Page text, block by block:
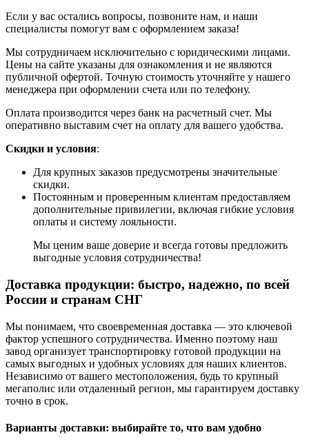
Если у вас остались вопросы, позвоните нам, и наши
специалисты помогут вам с оформлением заказа!
Мы сотрудничаем исключительно с юридическими лицами.
Цены на сайте указаны для ознакомления и не являются
публичной офертой. Точную стоимость уточняйте у нашего
менеджера при оформлении счета или по телефону.
Оплата производится через банк на расчетный счет. Мы
оперативно выставим счет на оплату для вашего удобства.
Скидки и условия:
Для крупных заказов предусмотрены значительные
скидки.
Постоянным и проверенным клиентам предоставляем
дополнительные привилегии, включая гибкие условия
оплаты и систему лояльности.
Мы ценим ваше доверие и всегда готовы предложить
выгодные условия сотрудничества!
Доставка продукции: быстро, надежно, по всей
России и странам СНГ
Мы понимаем, что своевременная доставка — это ключевой
фактор успешного сотрудничества. Именно поэтому наш
завод организует транспортировку готовой продукции на
самых выгодных и удобных условиях для наших клиентов.
Независимо от вашего местоположения, будь то крупный
мегаполис или отдаленный регион, мы гарантируем доставку
точно в срок.
Варианты доставки: выбирайте то, что вам удобно